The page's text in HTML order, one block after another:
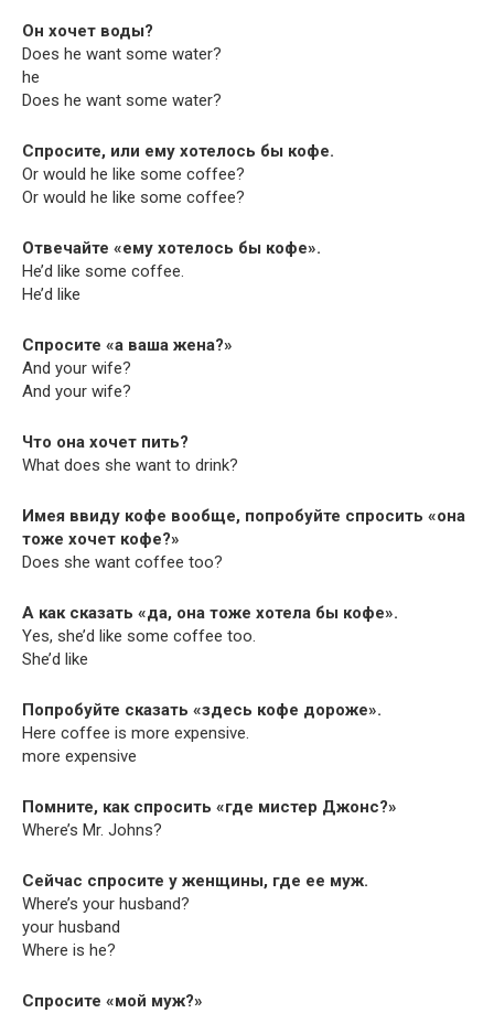
Он хочет воды?
Does he want some water?
he
Does he want some water?
Спросите, или ему хотелось бы кофе.
Or would he like some coffee?
Or would he like some coffee?
Отвечайте «ему хотелось бы кофе».
He’d like some coffee.
He’d like
Спросите «а ваша жена?»
And your wife?
And your wife?
Что она хочет пить?
What does she want to drink?
Имея ввиду кофе вообще, попробуйте спросить «она
тоже хочет кофе?»
Does she want cof­fee too?
А как сказать «да, она тоже хотела бы кофе».
Yes, she’d like some cof­fee too.
She’d like
Попробуйте сказать «здесь кофе дороже».
Here cof­fee is more expensive.
more expensive
Помните, как спросить «где мистер Джонс?»
Where’s Mr. Johns?
Сейчас спросите у женщины, где ее муж.
Where’s your husband?
your husband
Where is he?
Спросите «мой муж?»